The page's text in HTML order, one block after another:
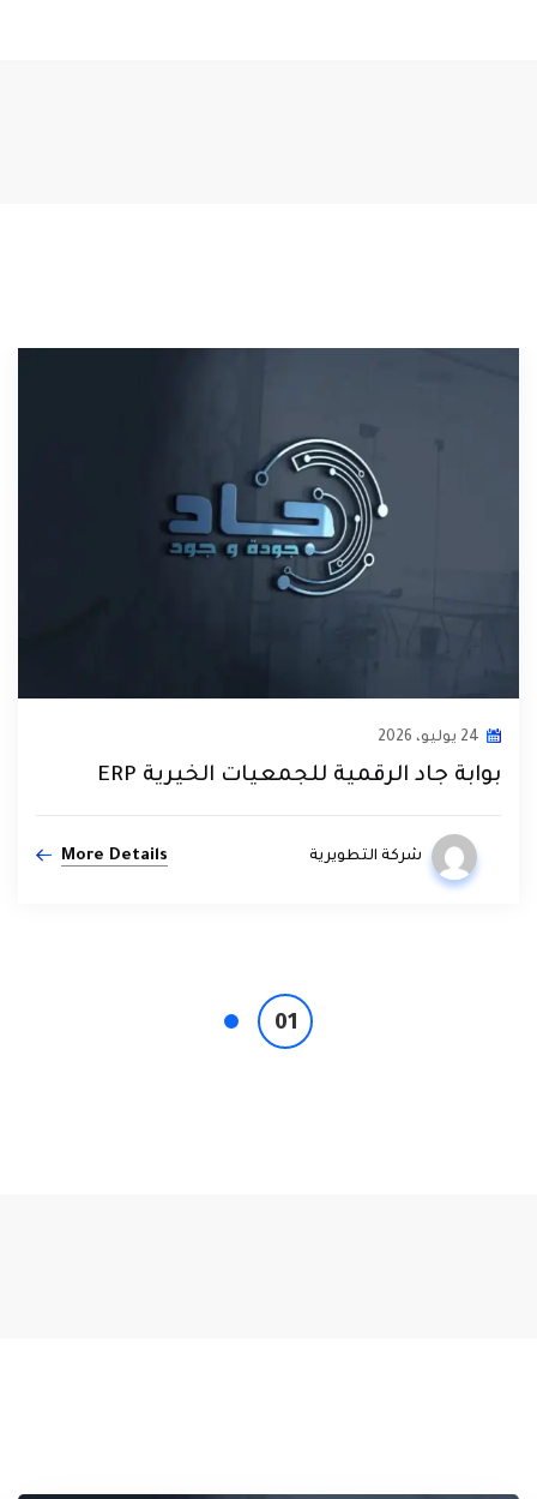
24 يوليو، 2026
بوابة جاد الرقمية للجمعيات الخيرية ERP
شركة التطويرية More Details